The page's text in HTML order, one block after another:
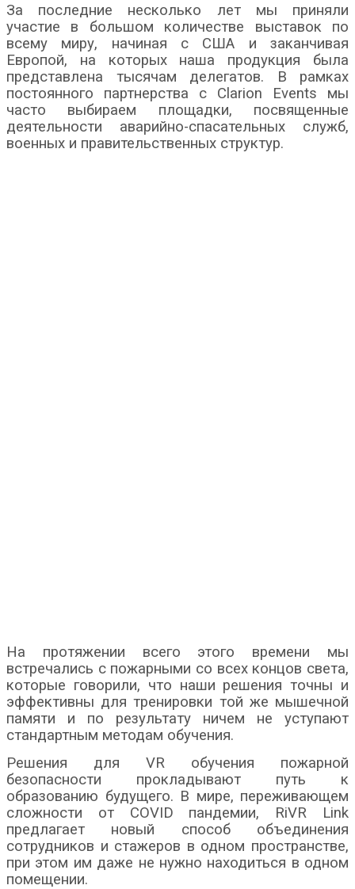
За последние несколько лет мы приняли
участие в большом количестве выставок по
всему миру, начиная с США и заканчивая
Европой, на которых наша продукция была
представлена тысячам делегатов. В рамках
постоянного партнерства с Clarion Events мы
часто выбираем площадки, посвященные
деятельности аварийно-спасательных служб,
военных и правительственных структур.
На протяжении всего этого времени мы
встречались с пожарными со всех концов света,
которые говорили, что наши решения точны и
эффективны для тренировки той же мышечной
памяти и по результату ничем не уступают
стандартным методам обучения.
Решения для VR обучения пожарной
безопасности прокладывают путь к
образованию будущего. В мире, переживающем
сложности от COVID пандемии, RiVR Link
предлагает новый способ объединения
сотрудников и стажеров в одном пространстве,
при этом им даже не нужно находиться в одном
помещении.